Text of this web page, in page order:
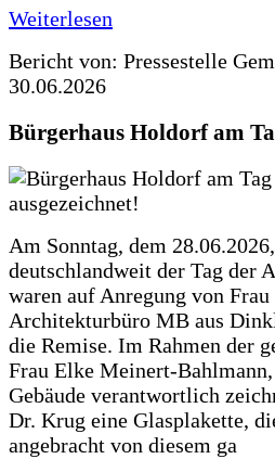
Weiterlesen
Bericht von: Pressestelle
30.06.2026
Bürgerhaus Holdorf am
Am Sonntag, dem
deutschlandweit der Tag der
waren auf Anregung von
Architekturbüro MB aus
die Remise. Im Rahmen der
Frau Elke Meinert-
Gebäude verantwortlich
Dr. Krug eine Glasplakette,
angebracht von diesem ga